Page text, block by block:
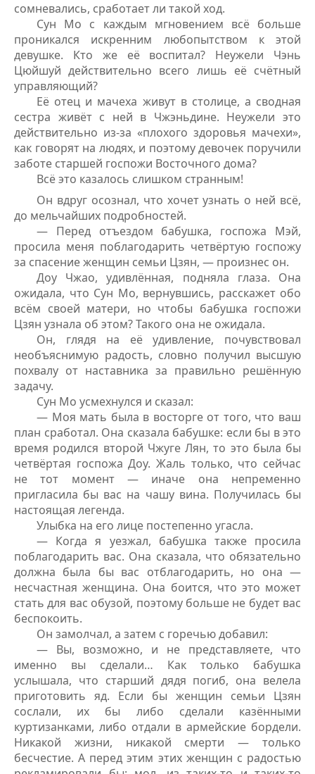
сомневались, сработает ли такой ход.
Сун Мо с каждым мгновением всё больше
проникался искренним любопытством к этой
девушке. Кто же её воспитал? Неужели Чэнь
Цюйшуй действительно всего лишь её счётный
управляющий?
Её отец и мачеха живут в столице, а сводная
сестра живёт с ней в Чжэньдине. Неужели это
действительно из-за «плохого здоровья мачехи»,
как говорят на людях, и поэтому девочек поручили
заботе старшей госпожи Восточного дома?
Всё это казалось слишком странным!
Он вдруг осознал, что хочет узнать о ней всё,
до мельчайших подробностей.
— Перед отъездом бабушка, госпожа Мэй,
просила меня поблагодарить четвёртую госпожу
за спасение женщин семьи Цзян, — произнес он.
Доу Чжао, удивлённая, подняла глаза. Она
ожидала, что Сун Мо, вернувшись, расскажет обо
всём своей матери, но чтобы бабушка госпожи
Цзян узнала об этом? Такого она не ожидала.
Он, глядя на её удивление, почувствовал
необъяснимую радость, словно получил высшую
похвалу от наставника за правильно решённую
задачу.
Сун Мо усмехнулся и сказал:
— Моя мать была в восторге от того, что ваш
план сработал. Она сказала бабушке: если бы в это
время родился второй Чжуге Лян, то это была бы
четвёртая госпожа Доу. Жаль только, что сейчас
не тот момент — иначе она непременно
пригласила бы вас на чашу вина. Получилась бы
настоящая легенда.
Улыбка на его лице постепенно угасла.
— Когда я уезжал, бабушка также просила
поблагодарить вас. Она сказала, что обязательно
должна была бы вас отблагодарить, но она —
несчастная женщина. Она боится, что это может
стать для вас обузой, поэтому больше не будет вас
беспокоить.
Он замолчал, а затем с горечью добавил:
— Вы, возможно, и не представляете, что
именно вы сделали… Как только бабушка
услышала, что старший дядя погиб, она велела
приготовить яд. Если бы женщин семьи Цзян
сослали, их бы либо сделали казёнными
куртизанками, либо отдали в армейские бордели.
Никакой жизни, никакой смерти — только
бесчестие. А перед этим этих женщин с радостью